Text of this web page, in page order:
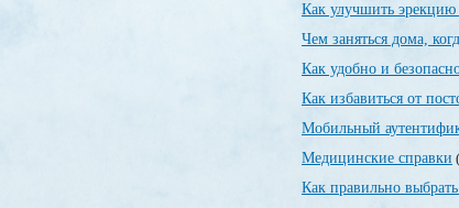
Как улучшить
Чем заняться дома,
Как удобно и
Как избавиться от
Мобильный
Медицинские справки
Как правильно